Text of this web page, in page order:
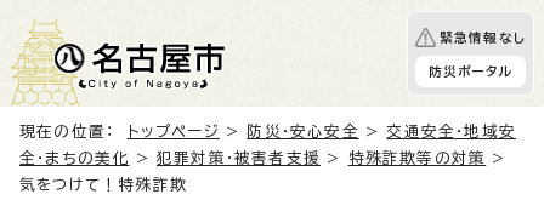
緊急情報なし
防災ポータル
現在の位置： トップページ > 防災・安心安全 >交通安全・地域安
全・まちの美化
>犯罪対策・被害者支援 > 特殊詐欺等の対策
>
気をつけて！特殊詐欺